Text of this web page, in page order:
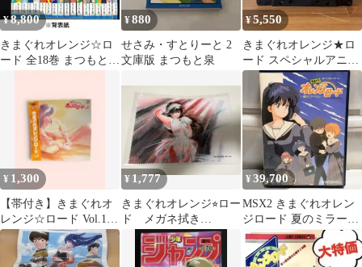
¥8,800
きまぐれオレンジ☆ロ
ード 全18巻 まつもと泉
¥880
せさみ・すとりーと 2
文庫版 まつもと泉
¥5,550
きまぐれオレンジ★ロ
ード スペシャルアニメ
昭和レトロ 週刊少年ジ
ャンプ
¥ 1,300
【帯付き】きまぐれオ
レンジ☆ロード Vol.1
レーザーディスク LD
¥ 1,777
きまぐれオレンジ⭐︎ロー
ド メガネ拭き
（SINGING）新品未使
¥39,700
MSX2 きまぐれオレン
ジロード 夏のミラージ
ュ